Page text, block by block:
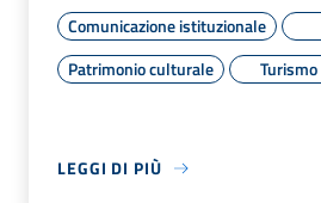
Comunicazione istituzionale
Patrimonio culturale
Turismo
LEGGI DI PIÙ